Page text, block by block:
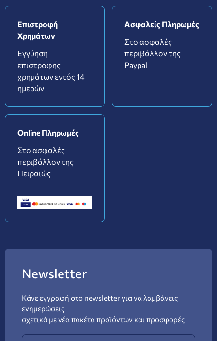
Επιστροφή
Χρημάτων
Εγγύηση
επιστροφης
χρημάτων εντός 14
ημερών
Ασφαλείς Πληρωμές
Στο ασφαλές
περιβάλλον της
Paypal
Online Πληρωμές
Στο ασφαλές
περιβάλλον της
Πειραιώς
Newsletter
Κάνε εγγραφή στο newsletter για να λαμβάνεις
ενημερώσεις
σχετικά με νέα πακέτα προϊόντων και προσφορές